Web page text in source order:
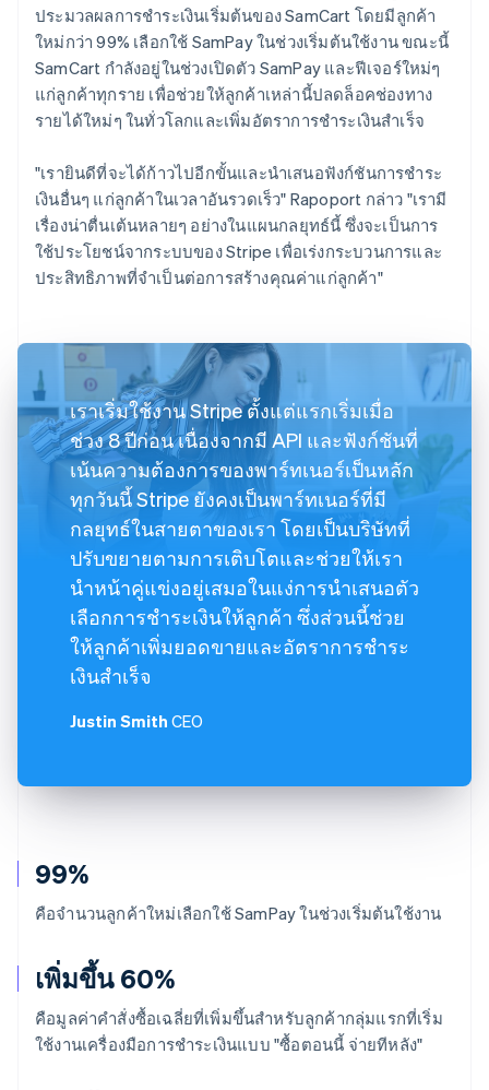
99%
คือจำนวนลูกค้าใหม่เลือกใช้ SamPay ในช่วงเริ่มต้นใช้งาน
เพิ่มขึ้น 60%
คือมูลค่าคำสั่งซื้อเฉลี่ยที่เพิ่มขึ้นสำหรับลูกค้ากลุ่มแรกที่เริ่ม
ใช้งานเครื่องมือการชำระเงินแบบ "ซื้อตอนนี้ จ่ายทีหลัง"
ประมวลผลการชำระเงินเริ่มต้นของ SamCart โดยมีลูกค้า
ใหม่กว่า 99% เลือกใช้ SamPay ในช่วงเริ่มต้นใช้งาน ขณะนี้
SamCart กำลังอยู่ในช่วงเปิดตัว SamPay และฟีเจอร์ใหม่ๆ
แก่ลูกค้าทุกราย เพื่อช่วยให้ลูกค้าเหล่านี้ปลดล็อคช่องทาง
รายได้ใหม่ๆ ในทั่วโลกและเพิ่มอัตราการชำระเงินสำเร็จ
"เรายินดีที่จะได้ก้าวไปอีกขั้นและนำเสนอฟังก์ชันการชำระ
เงินอื่นๆ แก่ลูกค้าในเวลาอันรวดเร็ว" Rapoport กล่าว "เรามี
เรื่องน่าตื่นเต้นหลายๆ อย่างในแผนกลยุทธ์นี้ ซึ่งจะเป็นการ
ใช้ประโยชน์จากระบบของ Stripe เพื่อเร่งกระบวนการและ
ประสิทธิภาพที่จำเป็นต่อการสร้างคุณค่าแก่ลูกค้า"
เราเริ่มใช้งาน Stripe ตั้งแต่แรกเริ่มเมื่อ
ช่วง 8 ปีก่อน เนื่องจากมี API และฟังก์ชันที่
เน้นความต้องการของพาร์ทเนอร์เป็นหลัก
ทุกวันนี้ Stripe ยังคงเป็นพาร์ทเนอร์ที่มี
กลยุทธ์ในสายตาของเรา โดยเป็นบริษัทที่
ปรับขยายตามการเติบโตและช่วยให้เรา
นำหน้าคู่แข่งอยู่เสมอในแง่การนำเสนอตัว
เลือกการชำระเงินให้ลูกค้า ซึ่งส่วนนี้ช่วย
ให้ลูกค้าเพิ่มยอดขายและอัตราการชำระ
เงินสำเร็จ
Justin Smith CEO